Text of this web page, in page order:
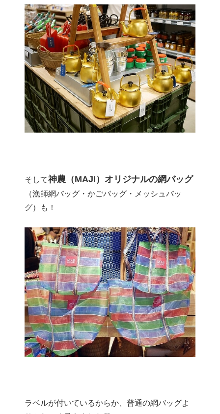
そして神農（MAJI）オリジナルの網バッグ
（漁師網バッグ・かごバッグ・メッシュバッ
グ）も！
ラベルが付いているからか、普通の網バッグよ